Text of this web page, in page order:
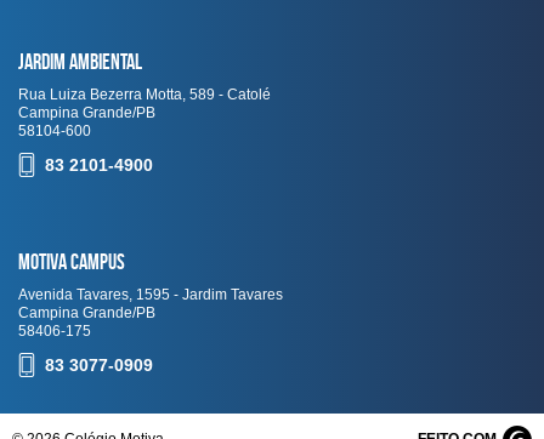
Jardim Ambiental
Rua Luiza Bezerra Motta, 589 - Catolé
Campina Grande/PB
58104-600
83 2101-4900
Motiva Campus
Avenida Tavares, 1595 - Jardim Tavares
Campina Grande/PB
58406-175
83 3077-0909